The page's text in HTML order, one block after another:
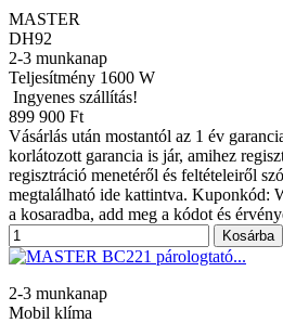
MASTER
DH92
2-3 munkanap
Teljesítmény 1600 W
Ingyenes szállítás!
899 900 Ft
Vásárlás után mostantól az 1 év
korlátozott garancia is jár, amihez
regisztráció menetéről és feltételeiről
megtalálható ide kattintva. Kuponkód:
a kosaradba, add meg a kódot és
Kosárba
2-3 munkanap
Mobil klíma